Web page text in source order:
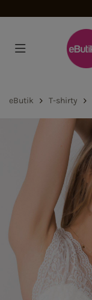
eButik T-shirty